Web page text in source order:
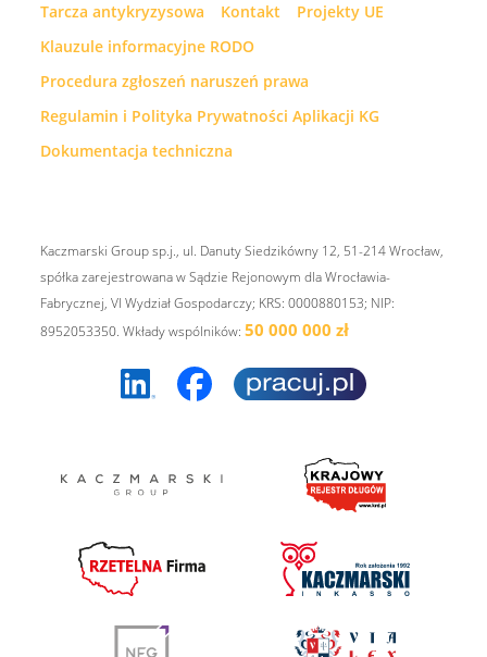
Tarcza antykryzysowa
Kontakt
Projekty UE
Klauzule informacyjne RODO
Procedura zgłoszeń naruszeń prawa
Regulamin i Polityka Prywatności Aplikacji KG
Dokumentacja techniczna
Kaczmarski Group sp.j., ul. Danuty Siedzikówny 12, 51-214 Wrocław,
spółka zarejestrowana w Sądzie Rejonowym dla Wrocławia-
Fabrycznej, VI Wydział Gospodarczy; KRS: 0000880153; NIP:
8952053350. Wkłady wspólników:50 000 000 zł